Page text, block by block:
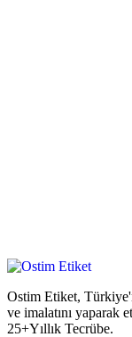
Ostim Etiket,
ve imalatını yaparak
25+Yıllık Tecrübe.